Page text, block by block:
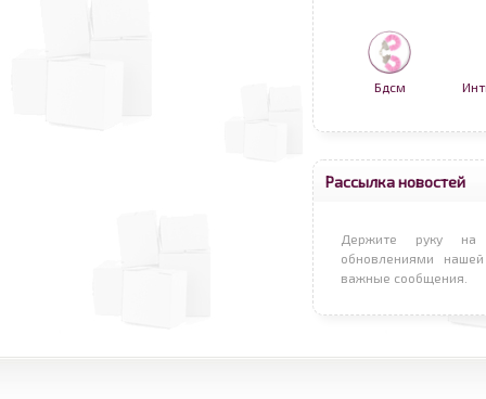
Бдсм
Рассылка новостей
Держите руку на
обновлениями
важные сообщения.